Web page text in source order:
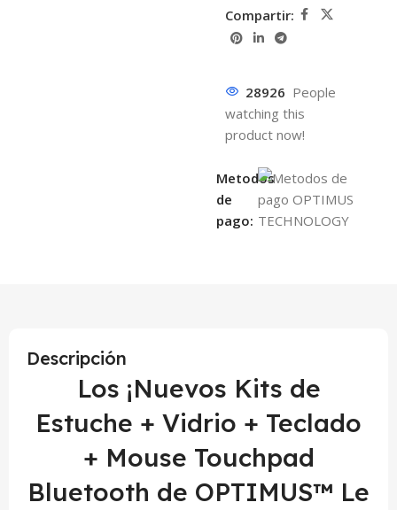
Compartir:
28926 People
watching this
product now!
Metodos
de
pago:
Descripción
Los ¡Nuevos Kits de
Estuche + Vidrio + Teclado
+ Mouse Touchpad
Bluetooth de OPTIMUS™ Le